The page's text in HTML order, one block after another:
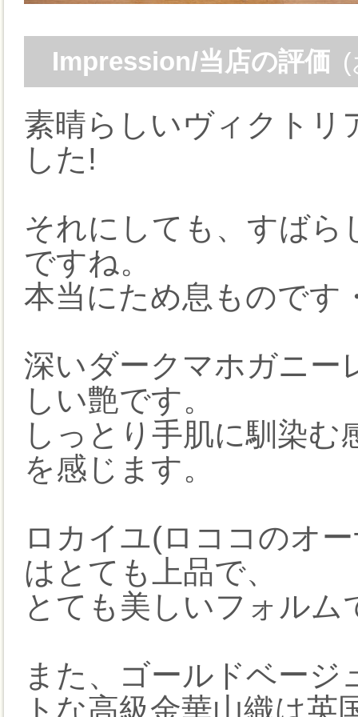
Impression/当店の評価
素晴らしいヴィクトリ
した!
それにしても、すばら
ですね。
本当にため息ものです
深いダークマホガニー
しい艶です。
しっとり手肌に馴染む
を感じます。
ロカイユ(ロココのオ
はとても上品で、
とても美しいフォルム
また、ゴールドベー
トな高級金華山織は英